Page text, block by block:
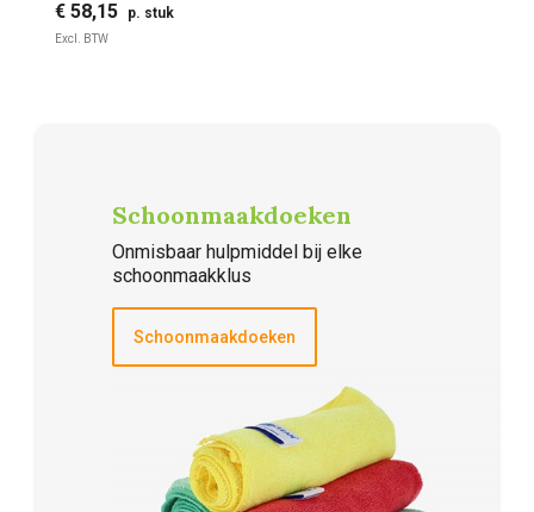
€ 58,15 p. stuk
Excl. BTW
Schoonmaakdoeken
Onmisbaar hulpmiddel bij elke
schoonmaakklus
Schoonmaakdoeken